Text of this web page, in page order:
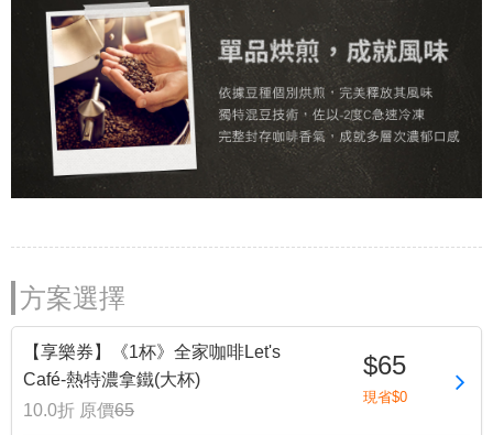
方案選擇
【享樂券】《1杯》全家咖啡Let's
Café-熱特濃拿鐵(大杯)
10.0折 原價65
$65
現省$0